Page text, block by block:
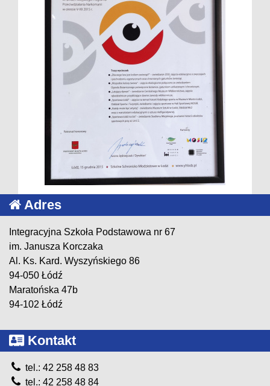
Adres
Integracyjna Szkoła Podstawowa nr 67
im. Janusza Korczaka
Al. Ks. Kard. Wyszyńskiego 86
94-050 Łódź
Maratońska 47b
94-102 Łódź
Kontakt
tel.: 42 258 48 83
tel.: 42 258 48 84